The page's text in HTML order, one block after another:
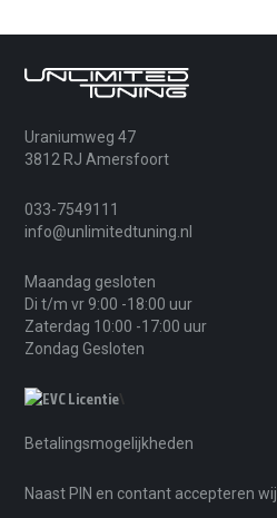
Uraniumweg 47
3812 RJ Amersfoort
033-7549111
info@unlimitedtuning.nl
Maandag gesloten
Di t/m vr 9:00 -18:00 uur
Zaterdag 10:00 -17:00 uur
Zondag Gesloten
Betalingsmogelijkheden
Naast PIN en contant accepteren